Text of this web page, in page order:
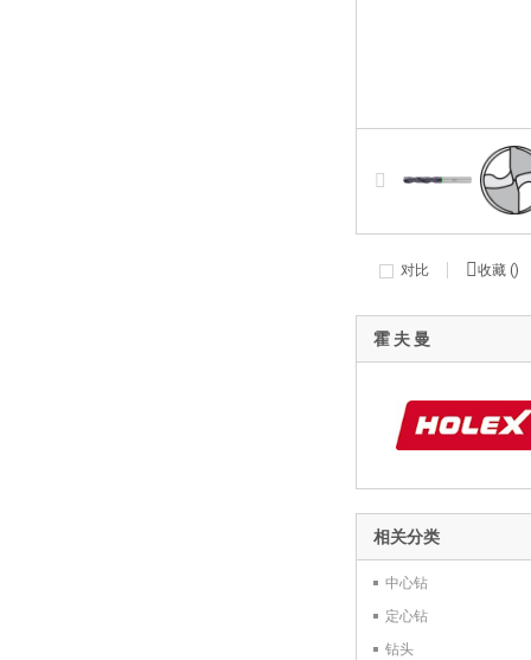
对比 收藏 ()
霍 夫 曼
相关分类
中心钻
定心钻
钻头